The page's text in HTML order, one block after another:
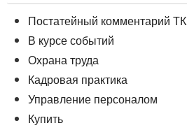
Постатейный комментарий ТК
В курсе событий
Охрана труда
Кадровая практика
Управление персоналом
Купить